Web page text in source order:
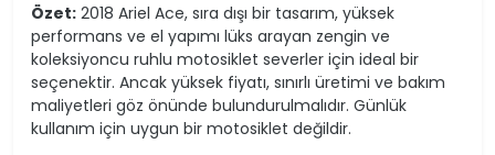
Özet: 2018 Ariel Ace, sıra dışı bir tasarım, yüksek
performans ve el yapımı lüks arayan zengin ve
koleksiyoncu ruhlu motosiklet severler için ideal bir
seçenektir. Ancak yüksek fiyatı, sınırlı üretimi ve bakım
maliyetleri göz önünde bulundurulmalıdır. Günlük
kullanım için uygun bir motosiklet değildir.